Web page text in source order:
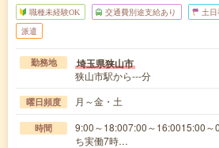
職種未経験OK 交通費別途支給あり 土
派遣
勤務地 埼玉県狭山市
狭山市駅から---分
曜日頻度 月～金・土
時間
9:00～18:007:00～16:0015:00～
ち実働7時…